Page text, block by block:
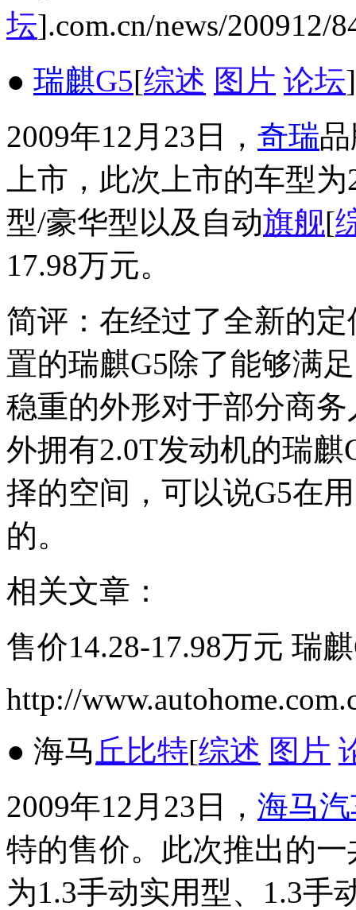
坛].com.cn/news/200912/
● 瑞麒G5[综述 图片 论坛
2009年12月23日， 奇瑞
上市，此次上市的车型
型/豪华型以及自动旗舰[
17.98万元。
简评：在经过了全新的
置的瑞麒G5除了能够满
稳重的外形对于部分商
外拥有2.0T发动机的瑞
择的空间，可以说G5在
的。
相关文章：
售价14.28-17.98万元 瑞
http://
● 海马 丘比特[综述 图片
2009年12月23日， 海马
特的售价。此次推出的
为1.3手动实用型、1.3手